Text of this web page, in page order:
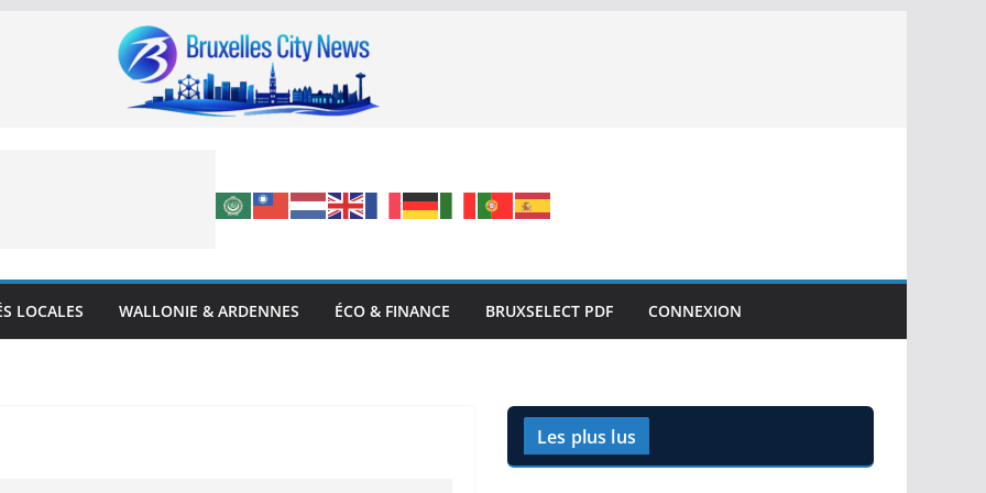
LOCALES WALLONIE & ARDENNES ÉCO & FINANCE BRUXSELECT PDF CONNEXION
Les plus lus